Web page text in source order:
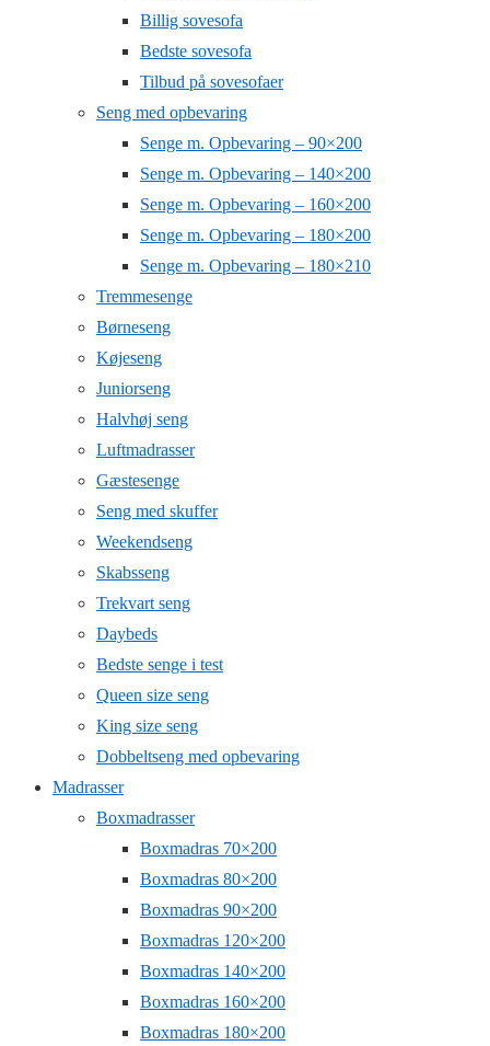
Billig sovesofa
Bedste sovesofa
Tilbud på sovesofaer
Seng med opbevaring
Senge m. Opbevaring – 90×200
Senge m. Opbevaring – 140×200
Senge m. Opbevaring – 160×200
Senge m. Opbevaring – 180×200
Senge m. Opbevaring – 180×210
Tremmesenge
Børneseng
Køjeseng
Juniorseng
Halvhøj seng
Luftmadrasser
Gæstesenge
Seng med skuffer
Weekendseng
Skabsseng
Trekvart seng
Daybeds
Bedste senge i test
Queen size seng
King size seng
Dobbeltseng med opbevaring
Madrasser
Boxmadrasser
Boxmadras 70×200
Boxmadras 80×200
Boxmadras 90×200
Boxmadras 120×200
Boxmadras 140×200
Boxmadras 160×200
Boxmadras 180×200